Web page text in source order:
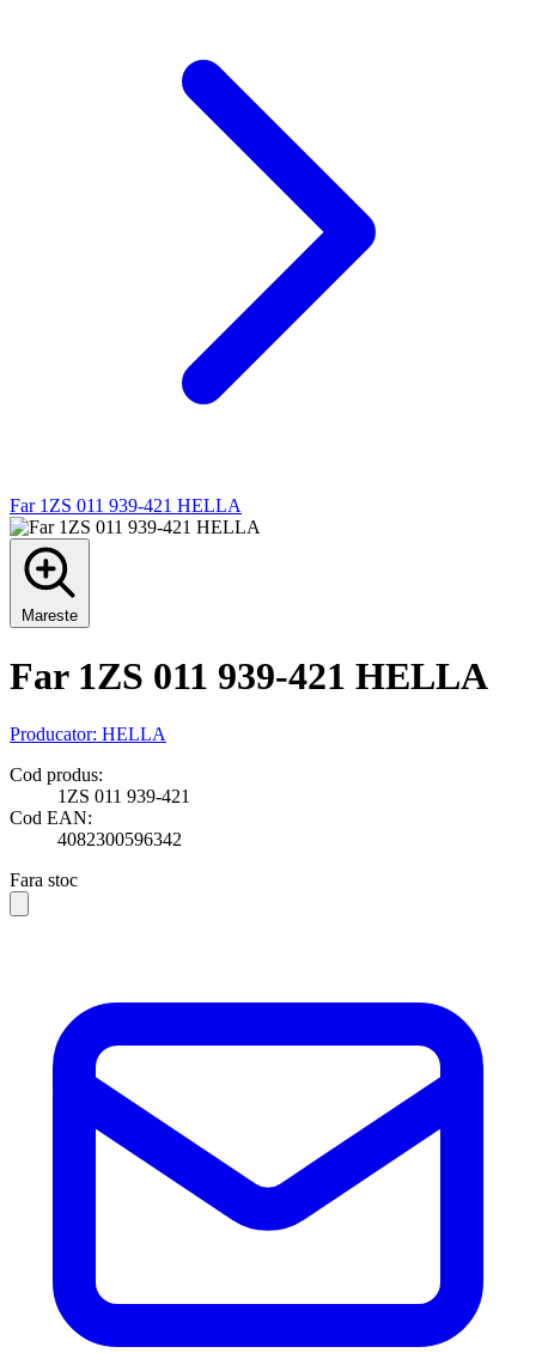
Far 1ZS 011 939-421 HELLA
Mareste
Far 1ZS 011 939-421 HELLA
Producator: HELLA
Cod produs:
1ZS 011 939-421
Cod EAN:
4082300596342
Fara stoc